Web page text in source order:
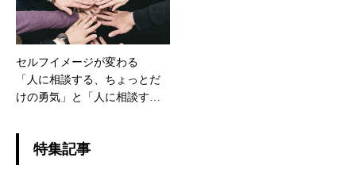
セルフイメージが変わる
「人に相談する、ちょっとだ
けの勇気」と「人に相談する
特集記事